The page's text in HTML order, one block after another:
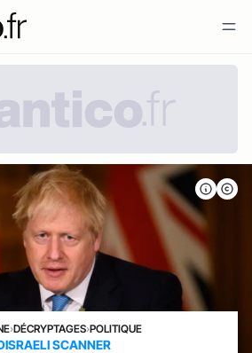
›DÉCRYPTAGES›POLITIQUE
SCANNER